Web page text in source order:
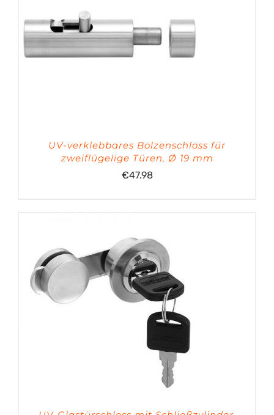
UV-verklebbares Bolzenschloss für
zweiflügelige Türen, Ø 19 mm
€47.98